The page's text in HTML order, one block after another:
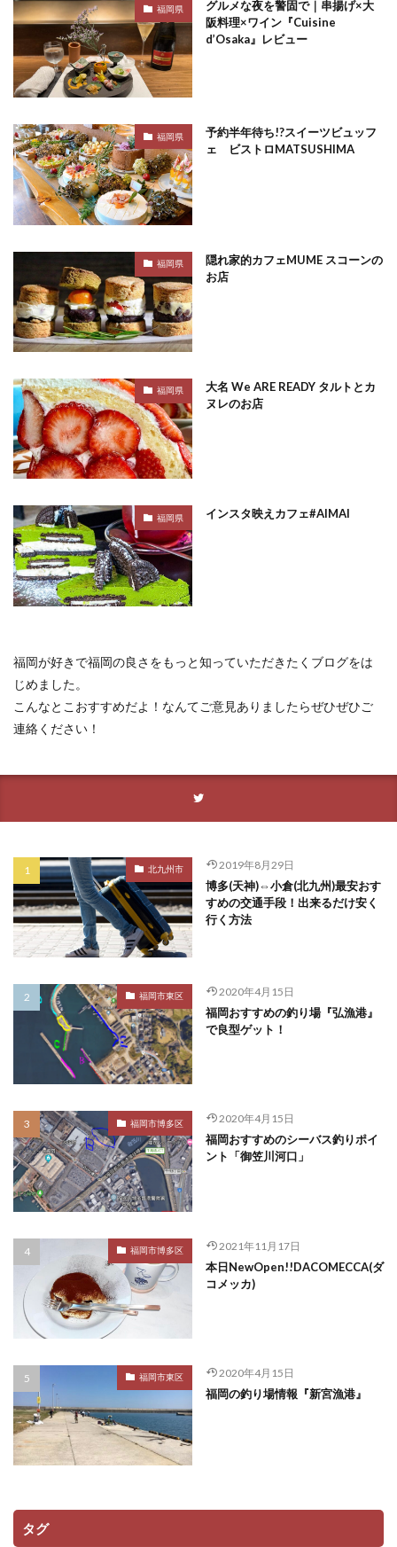
福岡県
グルメな夜を警固で｜串揚げ×大
阪料理×ワイン『Cuisine
d’Osaka』レビュー
福岡県
予約半年待ち!?スイーツビュッフ
ェ ビストロMATSUSHIMA
福岡県
隠れ家的カフェMUME スコーンの
お店
福岡県
大名 We ARE READY タルトとカ
ヌレのお店
福岡県 インスタ映えカフェ#AIMAI
福岡が好きで福岡の良さをもっと知っていただきたくブログをは
じめました。
こんなとこおすすめだよ！なんてご意見ありましたらぜひぜひご
連絡ください！
北九州市 2019年8月29日
博多(天神)⇔小倉(北九州)最安おす
すめの交通手段！出来るだけ安く
行く方法
福岡市東区 2020年4月15日
福岡おすすめの釣り場『弘漁港』
で良型ゲット！
福岡市博多区 2020年4月15日
福岡おすすめのシーバス釣りポイ
ント「御笠川河口」
福岡市博多区 2021年11月17日
本日NewOpen!!DACOMECCA(ダ
コメッカ)
福岡市東区 2020年4月15日
福岡の釣り場情報『新宮漁港』
タグ